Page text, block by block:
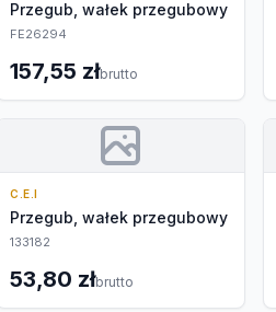
Przegub, wałek przegubowy
FE26294
157,55 złbrutto
C.E.I
Przegub, wałek przegubowy
133182
53,80 złbrutto